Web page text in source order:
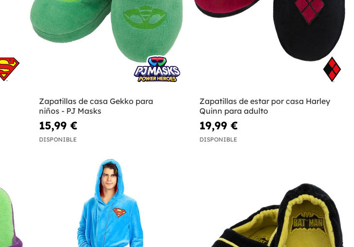
Zapatillas de casa Gekko para
niños - PJ Masks
15,99 €
DISPONIBLE
Zapatillas de estar por casa Harley
Quinn para adulto
19,99 €
DISPONIBLE